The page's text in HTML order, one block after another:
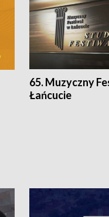
65. Muzyczny
Łańcucie